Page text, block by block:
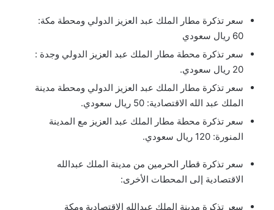
سعر تذكرة مطار الملك عبد العزيز الدولي ومحطة مكة:
60 ريال سعودي
سعر تذكرة محطة مطار الملك عبد العزيز الدولي وجدة :
20 ريال سعودي.
سعر تذكرة مطار الملك عبد العزيز الدولي ومحطة مدينة
الملك عبد الله الاقتصادية: 50 ريال سعودي.
سعر تذكرة محطة مطار الملك عبد العزيز مع المدينة
المنورة: 120 ريال سعودي.
سعر تذكرة قطار الحرمين من مدينة الملك عبدالله
الاقتصادية إلى المحطات الأخرى:
سعر تذكرة مدينة الملك عبدالله الاقتصادية ومكة